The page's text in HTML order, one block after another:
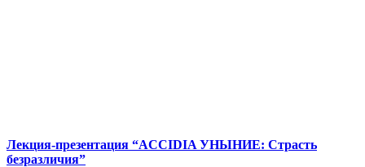
Лекция-презентация “ACCIDIA УНЫНИЕ: Страсть
безразличия”